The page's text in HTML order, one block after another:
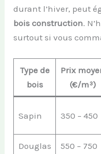
durant l’hiver, peut
bois construction.
surtout si vous
Type de
bois
Prix
(€/m³)
Sapin 350 – 450
Douglas 550 – 750